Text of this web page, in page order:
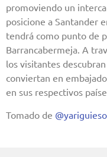
promoviendo un
posicione a Santander
tendrá como punto de
Barrancabermeja. A
los visitantes
conviertan en
en sus respectivos
Tomado de